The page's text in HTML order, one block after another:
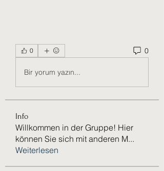
0 0
Bir yorum yazın...
Info
Willkommen in der Gruppe! Hier
können Sie sich mit anderen M...
Weiterlesen